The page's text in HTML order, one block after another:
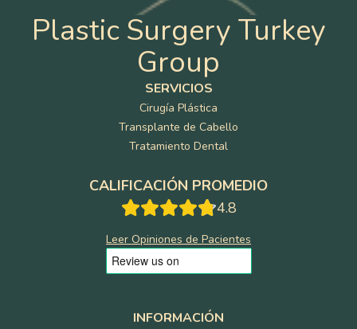
Plastic Surgery Turkey
Group
SERVICIOS
Cirugía Plástica
Transplante de Cabello
Tratamiento Dental
CALIFICACIÓN PROMEDIO
4.8
Leer Opiniones de Pacientes
INFORMACIÓN